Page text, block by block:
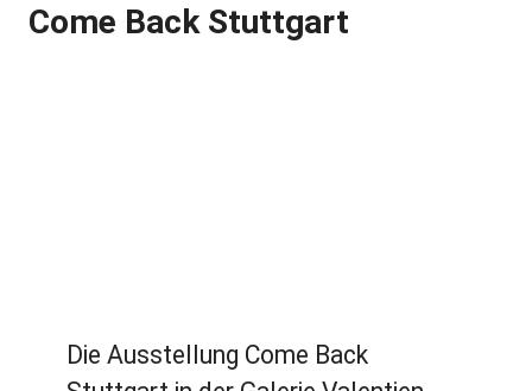
Come Back Stuttgart
Die Ausstellung Come Back